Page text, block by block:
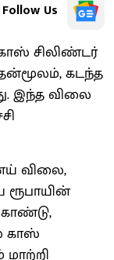
Follow Us
சிலிண்டர்
கடந்த
இந்த விலை
விலை,
ரூபாயின்
காஸ்